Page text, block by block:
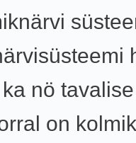
nö tavalise
on